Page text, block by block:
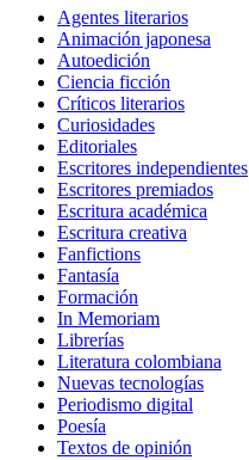
Agentes literarios
Animación japonesa
Autoedición
Ciencia ficción
Críticos literarios
Curiosidades
Editoriales
Escritores independientes
Escritores premiados
Escritura académica
Escritura creativa
Fanfictions
Fantasía
Formación
In Memoriam
Librerías
Literatura colombiana
Nuevas tecnologías
Periodismo digital
Poesía
Textos de opinión